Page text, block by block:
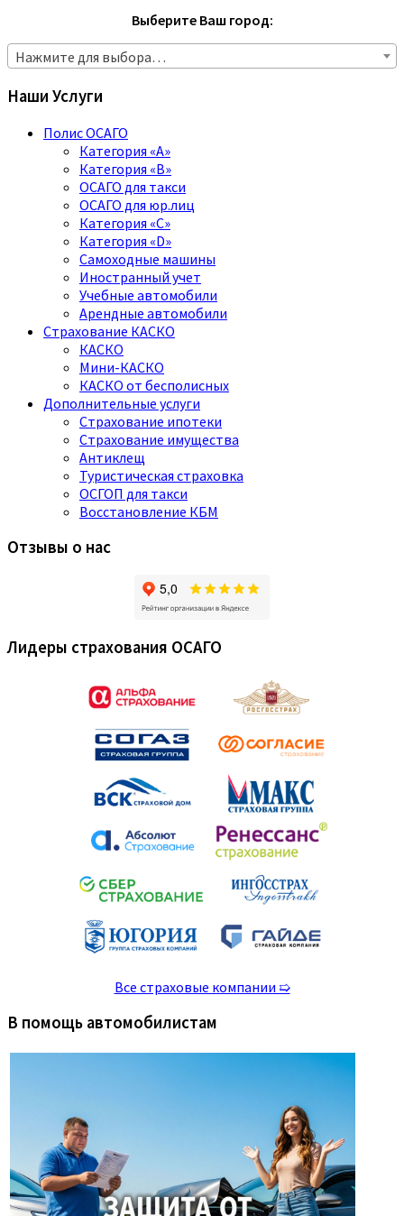
Выберите Ваш город:
Нажмите для выбора…
Наши Услуги
Полис ОСАГО
Категория «A»
Категория «B»
ОСАГО для такси
ОСАГО для юр.лиц
Категория «C»
Категория «D»
Самоходные машины
Иностранный учет
Учебные автомобили
Арендные автомобили
Страхование КАСКО
КАСКО
Мини-КАСКО
КАСКО от бесполисных
Дополнительные услуги
Страхование ипотеки
Страхование имущества
Антиклещ
Туристическая страховка
ОСГОП для такси
Восстановление КБМ
Отзывы о нас
Лидеры страхования ОСАГО
Все страховые компании ➯
В помощь автомобилистам